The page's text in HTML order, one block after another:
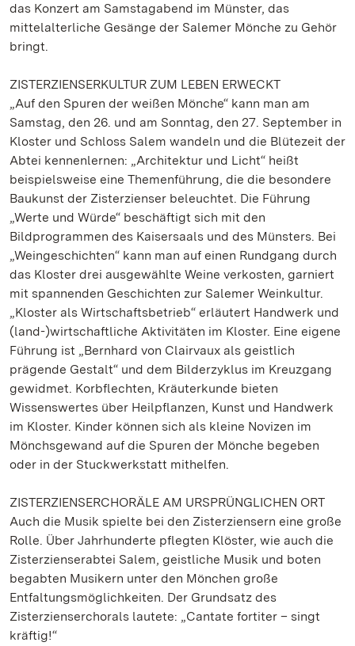
das Konzert am Samstagabend im Münster, das
mittelalterliche Gesänge der Salemer Mönche zu Gehör
bringt.
ZISTERZIENSERKULTUR ZUM LEBEN ERWECKT
„Auf den Spuren der weißen Mönche“ kann man am
Samstag, den 26. und am Sonntag, den 27. September in
Kloster und Schloss Salem wandeln und die Blütezeit der
Abtei kennenlernen: „Architektur und Licht“ heißt
beispielsweise eine Themenführung, die die besondere
Baukunst der Zisterzienser beleuchtet. Die Führung
„Werte und Würde“ beschäftigt sich mit den
Bildprogrammen des Kaisersaals und des Münsters. Bei
„Weingeschichten“ kann man auf einen Rundgang durch
das Kloster drei ausgewählte Weine verkosten, garniert
mit spannenden Geschichten zur Salemer Weinkultur.
„Kloster als Wirtschaftsbetrieb“ erläutert Handwerk und
(land-)wirtschaftliche Aktivitäten im Kloster. Eine eigene
Führung ist „Bernhard von Clairvaux als geistlich
prägende Gestalt“ und dem Bilderzyklus im Kreuzgang
gewidmet. Korbflechten, Kräuterkunde bieten
Wissenswertes über Heilpflanzen, Kunst und Handwerk
im Kloster. Kinder können sich als kleine Novizen im
Mönchsgewand auf die Spuren der Mönche begeben
oder in der Stuckwerkstatt mithelfen.
ZISTERZIENSERCHORÄLE AM URSPRÜNGLICHEN ORT
Auch die Musik spielte bei den Zisterziensern eine große
Rolle. Über Jahrhunderte pflegten Klöster, wie auch die
Zisterzienserabtei Salem, geistliche Musik und boten
begabten Musikern unter den Mönchen große
Entfaltungsmöglichkeiten. Der Grundsatz des
Zisterzienserchorals lautete: „Cantate fortiter – singt
kräftig!“